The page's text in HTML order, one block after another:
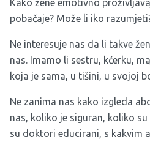
Kako žene emotivno
pobačaje? Može li iko
Ne interesuje nas da li takve
nas. Imamo li sestru, kćerku,
koja je sama, u tišini, u svojoj
Ne zanima nas kako izgleda
nas, koliko je siguran, koliko
su doktori educirani, s kakvim